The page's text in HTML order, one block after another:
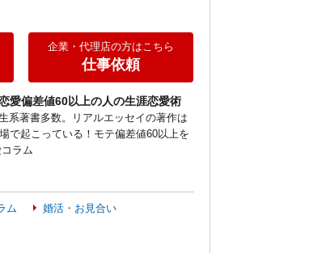
企業・代理店の方はこちら
仕事依頼
愛偏差値60以上の人の生涯恋愛術
系著書多数。リアルエッセイの著作は
で起こっている！モテ偏差値60以上を
ラム
ム 婚活・お見合い